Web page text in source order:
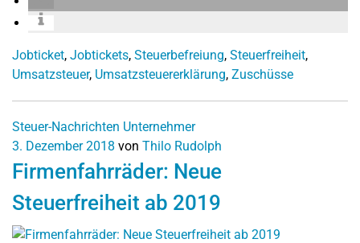
Jobticket, Jobtickets, Steuerbefreiung, Steuerfreiheit,
Umsatzsteuer, Umsatzsteuererklärung, Zuschüsse
Steuer-Nachrichten Unternehmer
3. Dezember 2018 von Thilo Rudolph
Firmenfahrräder: Neue
Steuerfreiheit ab 2019